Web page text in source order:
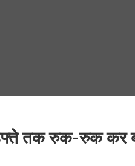
तक रुक-रुक कर